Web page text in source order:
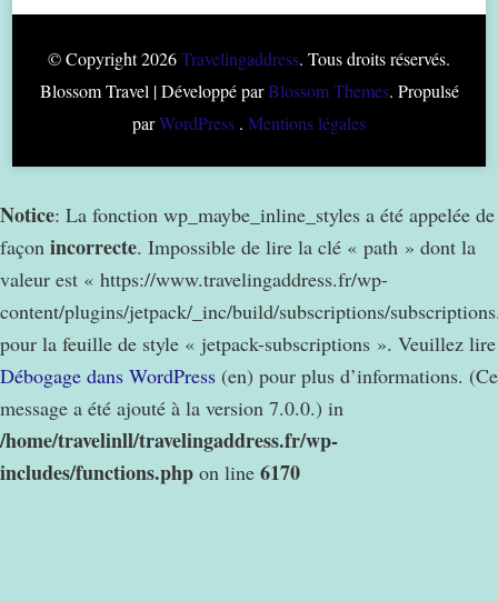
© Copyright 2026Travelingaddress. Tous droits réservés.
Blossom Travel | Développé parBlossom Themes. Propulsé
parWordPress . Mentions légales
Notice: La fonction wp_maybe_inline_styles a été appelée de
façon incorrecte. Impossible de lire la clé « path » dont la
valeur est « https://www.travelingaddress.fr/wp-
content/plugins/jetpack/_inc/build/subscriptions/
pour la feuille de style « jetpack-subscriptions ». Veuillez lire
Débogage dans WordPress (en) pour plus d’informations. (Ce
message a été ajouté à la version 7.0.0.) in
/home/travelinll/travelingaddress.fr/wp-
includes/functions.php on line 6170